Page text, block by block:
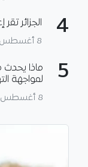
4 الجزائر
8 أغسطس 2026
5
ماذا يحدث
لمواجهة
8 أغسطس 2026